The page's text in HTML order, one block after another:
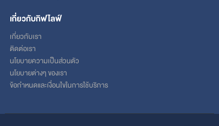
เกี่ยวกับกิฟไลฟ์
เกี่ยวกับเรา
ติดต่อเรา
นโยบายความเป็นส่วนตัว
นโยบายต่างๆ ของเรา
ข้อกําหนดและเงื่อนไขในการใช้บริการ